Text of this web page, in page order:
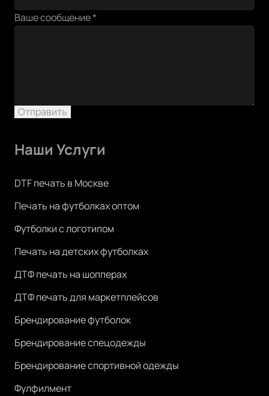
Ваше сообщение*
Отправить
Наши Услуги
DTF печать в Москве
Печать на футболках оптом
Футболки с логотипом
Печать на детских футболках
ДТФ печать на шопперах
ДТФ печать для маркетплейсов
Брендирование футболок
Брендирование спецодежды
Брендирование спортивной одежды
Фулфилмент